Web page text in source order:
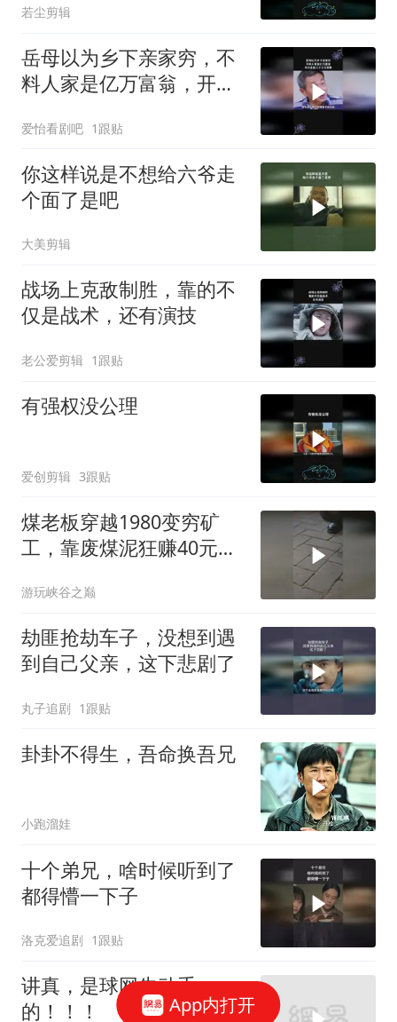
若尘剪辑
岳母以为乡下亲家穷，不
料人家是亿万富翁，开口
爱怡看剧吧 1跟贴
你这样说是不想给六爷走
个面了是吧
大美剪辑
战场上克敌制胜，靠的不
仅是战术，还有演技
老公爱剪辑 1跟贴
有强权没公理
爱创剪辑 3跟贴
煤老板穿越1980变穷矿
工，靠废煤泥狂赚40元，
游玩峡谷之巅
劫匪抢劫车子，没想到遇
到自己父亲，这下悲剧了
丸子追剧 1跟贴
卦卦不得生，吾命换吾兄
小跑溜娃
十个弟兄，啥时候听到了
都得懵一下子
洛克爱追剧 1跟贴
讲真，是球网先动手
的！！！
App内打开